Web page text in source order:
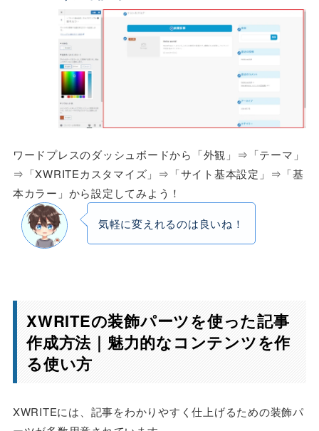
ワードプレスのダッシュボードから「外観」⇒「テーマ」
⇒「XWRITEカスタマイズ」⇒「サイト基本設定」⇒「基
本カラー」から設定してみよう！
気軽に変えれるのは良いね！
XWRITEの装飾パーツを使った記事
作成方法｜魅力的なコンテンツを作
る使い方
XWRITEには、記事をわかりやすく仕上げるための装飾パ